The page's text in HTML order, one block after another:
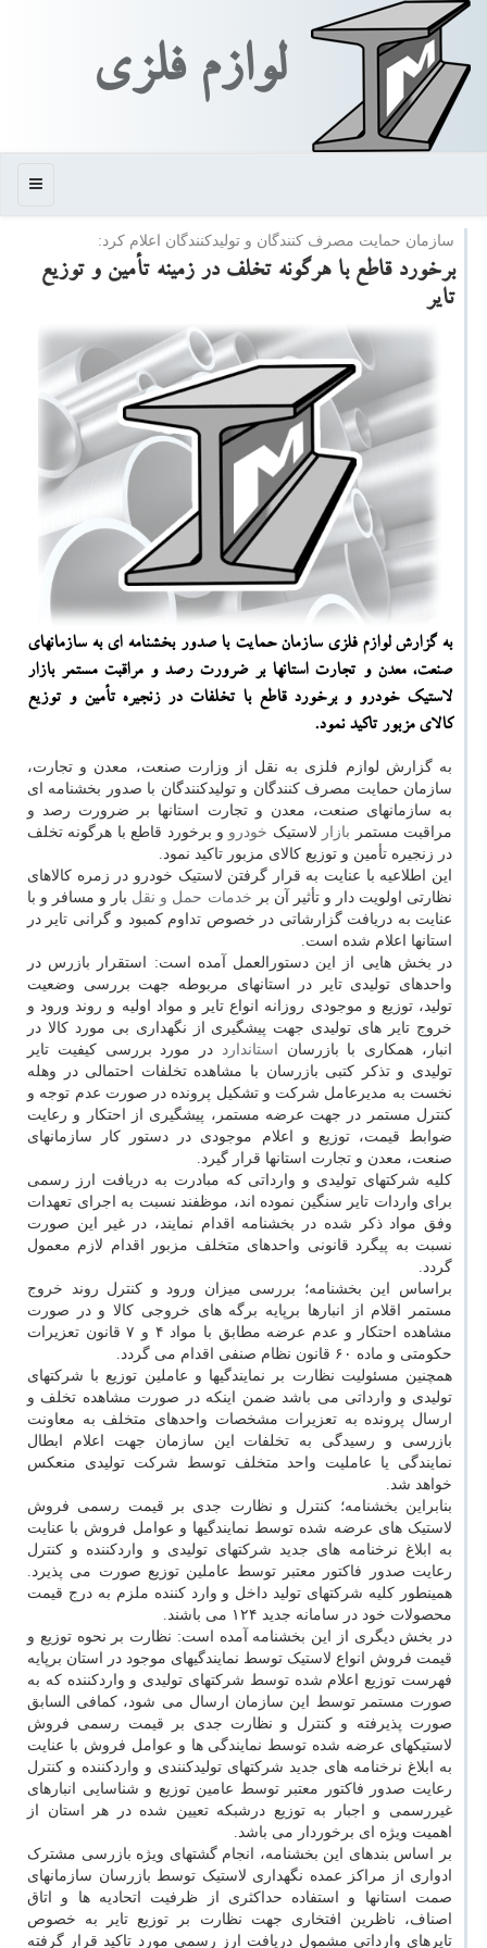
لوازم فلزی
منو
سازمان حمایت مصرف كنندگان و تولیدكنندگان اعلام كرد:
برخورد قاطع با هرگونه تخلف در زمینه تأمین و توزیع
تایر
به گزارش لوازم فلزی سازمان حمایت با صدور بخشنامه ای به سازمانهای
صنعت، معدن و تجارت استانها بر ضرورت رصد و مراقبت مستمر بازار
لاستیك خودرو و برخورد قاطع با تخلفات در زنجیره تأمین و توزیع
كالای مزبور تاكید نمود.
به گزارش لوازم فلزی به نقل از وزارت صنعت، معدن و تجارت،
سازمان حمایت مصرف کنندگان و تولیدکنندگان با صدور بخشنامه ای
به سازمانهای صنعت، معدن و تجارت استانها بر ضرورت رصد و
مراقبت مستمر بازار لاستیک خودرو و برخورد قاطع با هرگونه تخلف
در زنجیره تأمین و توزیع کالای مزبور تاکید نمود.
این اطلاعیه با عنایت به قرار گرفتن لاستیک خودرو در زمره کالاهای
نظارتی اولویت دار و تأثیر آن بر خدمات حمل و نقل بار و مسافر و با
عنایت به دریافت گزارشاتی در خصوص تداوم کمبود و گرانی تایر در
استانها اعلام شده است.
در بخش هایی از این دستورالعمل آمده است: استقرار بازرس در
واحدهای تولیدی تایر در استانهای مربوطه جهت بررسی وضعیت
تولید، توزیع و موجودی روزانه انواع تایر و مواد اولیه و روند ورود و
خروج تایر های تولیدی جهت پیشگیری از نگهداری بی مورد کالا در
انبار، همکاری با بازرسان
استاندارد در مورد بررسی کیفیت تایر
تولیدی و تذکر کتبی بازرسان با مشاهده تخلفات احتمالی در وهله
نخست به مدیرعامل شرکت و تشکیل پرونده در صورت عدم توجه و
کنترل مستمر در جهت عرضه مستمر، پیشگیری از احتکار و رعایت
ضوابط قیمت، توزیع و اعلام موجودی در دستور کار سازمانهای
صنعت، معدن و تجارت استانها قرار گیرد.
کلیه شرکتهای تولیدی و وارداتی که مبادرت به دریافت ارز رسمی
برای واردات تایر سنگین نموده اند، موظفند نسبت به اجرای تعهدات
وفق مواد ذکر شده در بخشنامه اقدام نمایند، در غیر این صورت
نسبت به پیگرد قانونی واحدهای متخلف مزبور اقدام لازم معمول
گردد.
براساس این بخشنامه؛ بررسی میزان ورود و کنترل روند خروج
مستمر اقلام از انبارها برپایه برگه های خروجی کالا و در صورت
مشاهده احتکار و عدم عرضه مطابق با مواد ۴ و ۷ قانون تعزیرات
حکومتی و ماده ۶۰ قانون نظام صنفی اقدام می گردد.
همچنین مسئولیت نظارت بر نمایندگیها و عاملین توزیع با شرکتهای
تولیدی و وارداتی می باشد ضمن اینکه در صورت مشاهده تخلف و
ارسال پرونده به تعزیرات مشخصات واحدهای متخلف به معاونت
بازرسی و رسیدگی به تخلفات این سازمان جهت اعلام ابطال
نمایندگی یا عاملیت واحد متخلف توسط شرکت تولیدی منعکس
خواهد شد.
بنابراین بخشنامه؛ کنترل و نظارت جدی بر قیمت رسمی فروش
لاستیک های عرضه شده توسط نمایندگیها و عوامل فروش با عنایت
به ابلاغ نرخنامه های جدید شرکتهای تولیدی و واردکننده و کنترل
رعایت صدور فاکتور معتبر توسط عاملین توزیع صورت می پذیرد.
همینطور کلیه شرکتهای تولید داخل و وارد کننده ملزم به درج قیمت
محصولات خود در سامانه جدید ۱۲۴ می باشند.
در بخش دیگری از این بخشنامه آمده است: نظارت بر نحوه توزیع و
قیمت فروش انواع لاستیک توسط نمایندگیهای موجود در استان برپایه
فهرست توزیع اعلام شده توسط شرکتهای تولیدی و واردکننده که به
صورت مستمر توسط این سازمان ارسال می شود، کمافی السابق
صورت پذیرفته و کنترل و نظارت جدی بر قیمت رسمی فروش
لاستیکهای عرضه شده توسط نمایندگی ها و عوامل فروش با عنایت
به ابلاغ نرخنامه های جدید شرکتهای تولیدکنندی و واردکننده و کنترل
رعایت صدور فاکتور معتبر توسط عامین توزیع و شناسایی انبارهای
غیررسمی و اجبار به توزیع درشبکه تعیین شده در هر استان از
اهمیت ویژه ای برخوردار می باشد.
بر اساس بندهای این بخشنامه، انجام گشتهای ویژه بازرسی مشترک
ادواری از مراکز عمده نگهداری لاستیک توسط بازرسان سازمانهای
صمت استانها و استفاده حداکثری از ظرفیت اتحادیه ها و اتاق
اصناف، ناظرین افتخاری جهت نظارت بر توزیع تایر به خصوص
تایرهای وارداتی مشمول دریافت ارز رسمی مورد تاکید قرار گرفته